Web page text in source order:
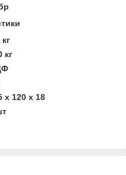
кг
х 120 х 18